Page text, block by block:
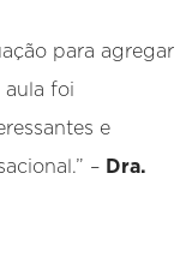
para agregar
aula foi
e
– Dra.